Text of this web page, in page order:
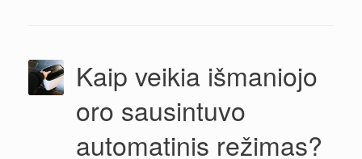
Kaip veikia išmaniojo
oro sausintuvo
automatinis režimas?